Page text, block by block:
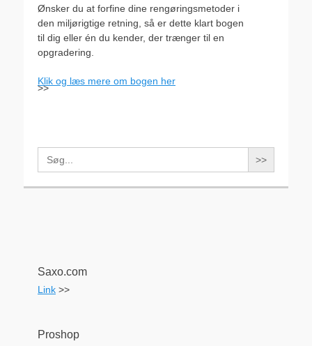
Ønsker du at forfine dine rengøringsmetoder i
den miljørigtige retning, så er dette klart bogen
til dig eller én du kender, der trænger til en
opgradering.
Klik og læs mere om bogen her
>>
Search
for:
Saxo.com
Link >>
Proshop